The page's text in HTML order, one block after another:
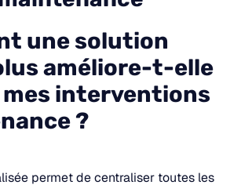
une solution
améliore-t-elle
mes interventions
?
permet de centraliser toutes les